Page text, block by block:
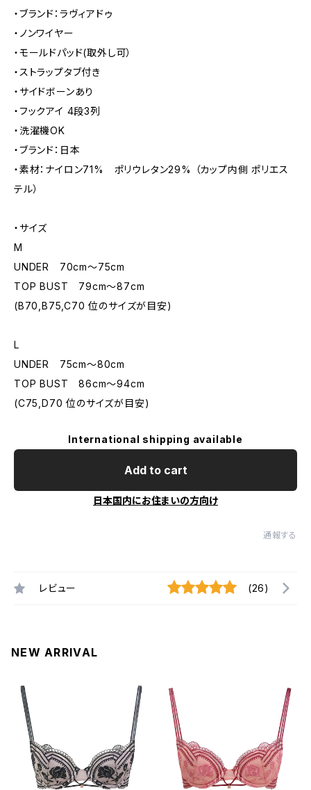
・ブランド：ラヴィアドゥ
・ノンワイヤー
・モールドパッド(取外し可）
・ストラップタブ付き
・サイドボーンあり
・フックアイ 4段3列
・洗濯機OK
・ブランド：日本
・素材：ナイロン71% ポリウレタン29% （カップ内側 ポリエス
テル）
・サイズ
M
UNDER 70cm〜75cm
TOP BUST 79cm〜87cm
(B70,B75,C70 位のサイズが目安)
L
UNDER 75cm〜80cm
TOP BUST 86cm〜94cm
(C75,D70 位のサイズが目安)
International shipping available
Add to cart
日本国内にお住まいの方向け
通報する
レビュー (26)
NEW ARRIVAL